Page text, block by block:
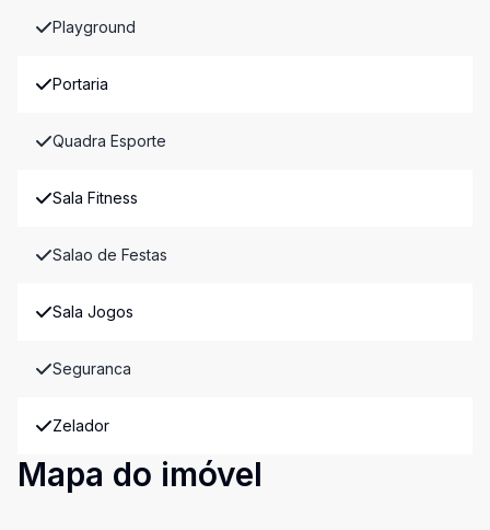
Playground
Portaria
Quadra Esporte
Sala Fitness
Salao de Festas
Sala Jogos
Seguranca
Zelador
Mapa do imóvel